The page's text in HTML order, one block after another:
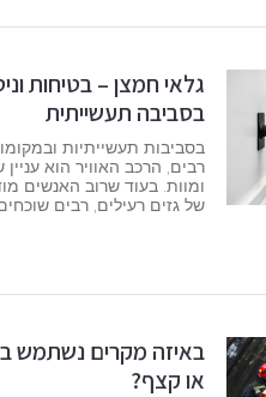
גלאי חמצן – בטיחות
בסביבה תעשייתית
בסביבות תעשייתיות
רבים, הרכב האוויר הוא עניין
ומוות. בעוד שרוב האנשים
של גזים רעילים, רבים
באיזה מקרים נשתמש
או קצף?